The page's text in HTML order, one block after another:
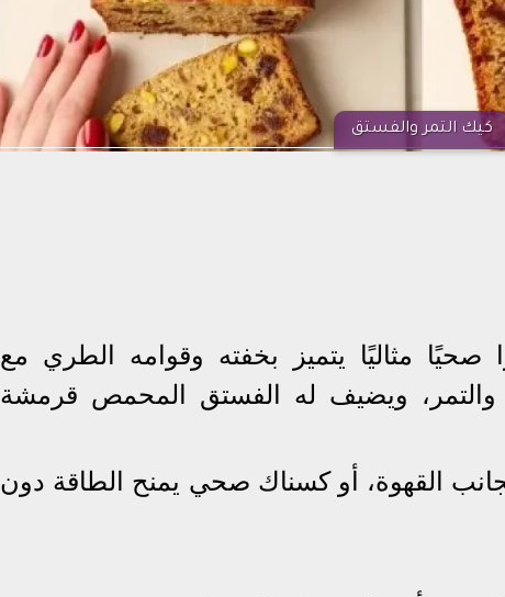
كيك التمر والفستق
صحيًا مثاليًا يتميز بخفته وقوامه الطري مع
والتمر، ويضيف له الفستق المحمص قرمشة
القهوة، أو كسناك صحي يمنح الطاقة دون